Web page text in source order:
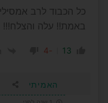
כל הכבוד לרב
באמת!! עלה והצלח!!!
13
-4
האמיתי